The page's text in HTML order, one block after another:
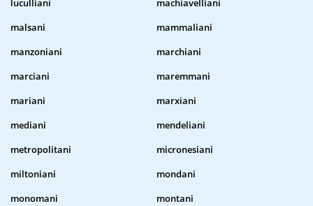
luculliani
machiavelliani
malsani
mammaliani
manzoniani
marchiani
marciani
maremmani
mariani
marxiani
mediani
mendeliani
metropolitani
micronesiani
miltoniani
mondani
monomani
montani